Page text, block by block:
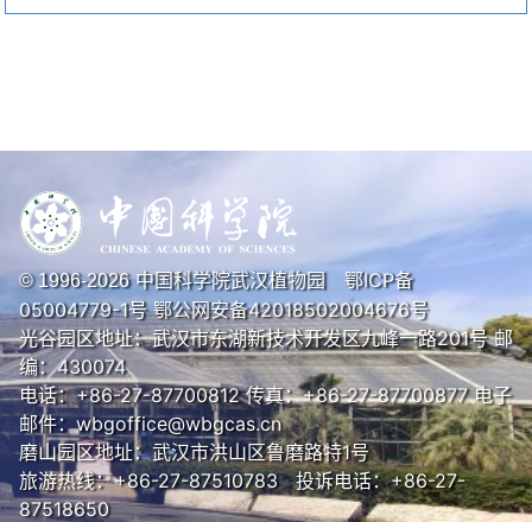
© 1996-2026中国科学院武汉植物园 鄂ICP备
05004779-1号鄂公网安备42018502004676号
光谷园区地址：武汉市东湖新技术开发区九峰一路201号 邮
编：430074
电话：+86-27-87700812 传真：+86-27-87700877 电子
邮件：wbgoffice@wbgcas.cn
磨山园区地址：武汉市洪山区鲁磨路特1号
旅游热线：+86-27-87510783 投诉电话：+86-27-
87518650